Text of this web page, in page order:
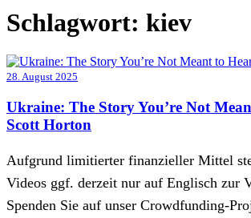
Schlagwort: kiev
28. August 2025
Ukraine: The Story You’re Not
Scott Horton
Aufgrund limitierter finanzieller Mittel
Videos ggf. derzeit nur auf Englisch zur
Spenden Sie auf unser Crowdfunding-